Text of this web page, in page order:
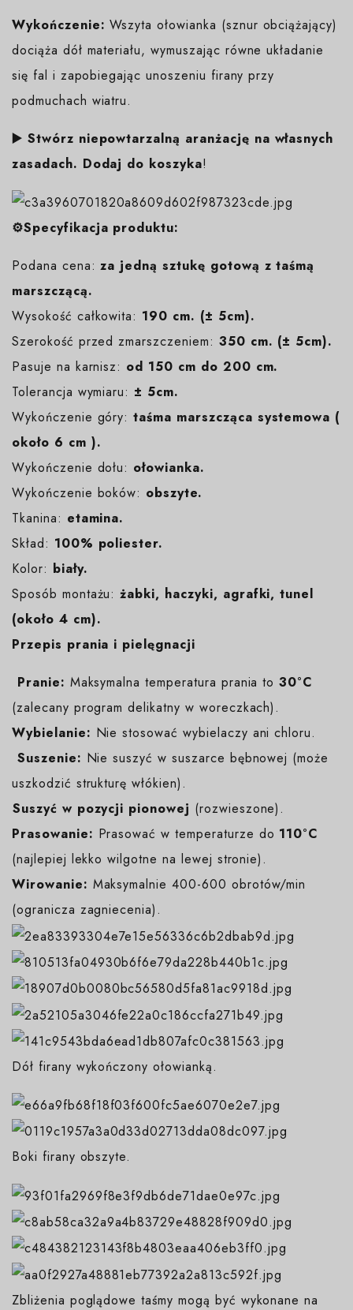
Wykończenie: Wszyta ołowianka (sznur obciążający)
dociąża dół materiału, wymuszając równe układanie
się fal i zapobiegając unoszeniu firany przy
podmuchach wiatru.
▶️ Stwórz niepowtarzalną aranżację na własnych
zasadach. Dodaj do koszyka!
⚙️Specyfikacja produktu:
Podana cena: za jedną sztukę gotową z taśmą
marszczącą.
Wysokość całkowita: 190 cm. (± 5cm).
Szerokość przed zmarszczeniem: 350 cm. (± 5cm).
Pasuje na karnisz: od 150 cm do 200 cm.
Tolerancja wymiaru: ± 5cm.
Wykończenie góry:taśma marszcząca systemowa (
około 6 cm ).
Wykończenie dołu: ołowianka.
Wykończenie boków: obszyte.
Tkanina: etamina.
Skład: 100% poliester.
Kolor: biały.
Sposób montażu:żabki, haczyki, agrafki, tunel
(około 4 cm).
Przepis prania i pielęgnacji
Pranie: Maksymalna temperatura prania to30°C
(zalecany program delikatny w woreczkach).
Wybielanie: Nie stosować wybielaczy ani chloru.
Suszenie: Nie suszyć w suszarce bębnowej (może
uszkodzić strukturę włókien).
️Suszyć w pozycji pionowej (rozwieszone).
Prasowanie: Prasować w temperaturze do 110°C
(najlepiej lekko wilgotne na lewej stronie).
Wirowanie: Maksymalnie 400-600 obrotów/min
(ogranicza zagniecenia).
Dół firany wykończony ołowianką.
Boki firany obszyte.
Zbliżenia poglądowe taśmy mogą być wykonane na